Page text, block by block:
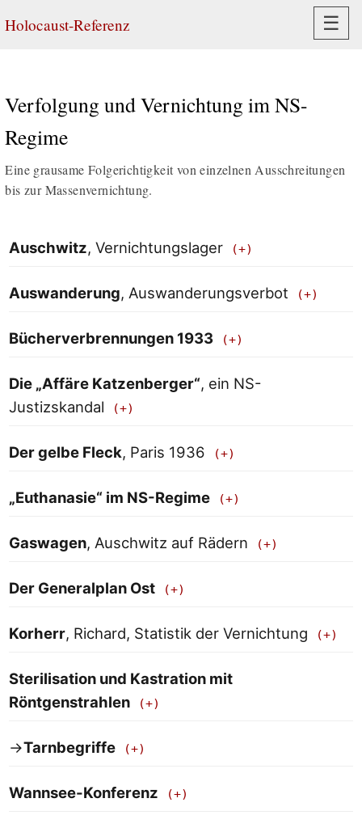
Holocaust-Referenz ☰
Verfolgung und Vernichtung im NS-
Regime
Eine grausame Folgerichtigkeit von einzelnen Ausschreitungen
bis zur Massenvernichtung.
Auschwitz, Vernichtungslager
Auswanderung, Auswanderungsverbot
Bücherverbrennungen 1933
Die „Affäre Katzenberger“, ein NS-
Justizskandal
Der gelbe Fleck, Paris 1936
„Euthanasie“ im NS-Regime
Gaswagen, Auschwitz auf Rädern
Der Generalplan Ost
Korherr, Richard, Statistik der Vernichtung
Sterilisation und Kastration mit
Röntgenstrahlen
→Tarnbegriffe
Wannsee-Konferenz